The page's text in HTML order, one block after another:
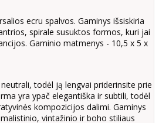
ecru spalvos. Gaminys išsiskiria
spirale susuktos formos, kuri jai
Gaminio matmenys - 10,5 x 5 x
todėl ją lengvai priderinsite prie
yra ypač elegantiška ir subtili, todėl
kompozicijos dalimi. Gaminys
vintažinio ir boho stiliaus